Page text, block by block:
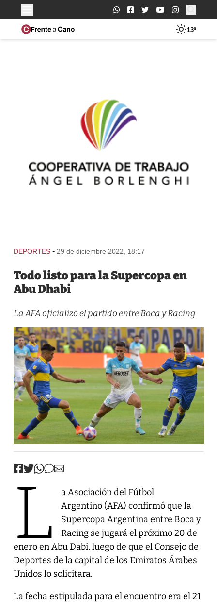
Buscar:
13º
DEPORTES - 29 de diciembre 2022, 18:17
Todo listo para la Supercopa en
Abu Dhabi
La AFA oficializó el partido entre Boca y Racing
L
a Asociación del Fútbol
Argentino (AFA) confirmó que la
Supercopa Argentina entre Boca y
Racing se jugará el próximo 20 de
enero en Abu Dabi, luego de que el Consejo de
Deportes de la capital de los Emiratos Árabes
Unidos lo solicitara.
La fecha estipulada para el encuentro era el 21